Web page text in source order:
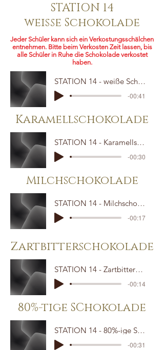
STATION 14
weiße Schokolade
Jeder Schüler kann sich ein Verkostungsschälchen
entnehmen. Bitte beim Verkosten Zeit lassen, bis
alle Schüler in Ruhe die Schokolade verkostet
haben.
STATION 14 - weiße Schokolade
-00:41
Karamellschokolade
STATION 14 - Karamellschokolade
-00:30
Milchschokolade
STATION 14 - Milchschokolade
-00:17
Zartbitterschokolade
STATION 14 - Zartbitterschokolade
-00:14
80%-tige SChokolade
STATION 14 - 80%-ige Schokolade
-00:31